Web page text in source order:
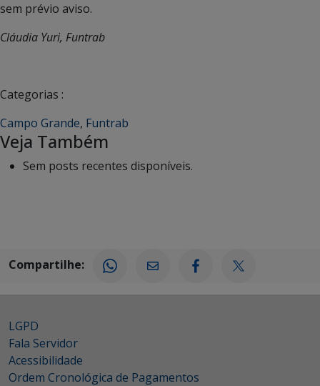
sem prévio aviso.
Cláudia Yuri, Funtrab
Categorias :
Campo Grande, Funtrab
Veja Também
Sem posts recentes disponíveis.
Compartilhe:
LGPD
Fala Servidor
Acessibilidade
Ordem Cronológica de Pagamentos